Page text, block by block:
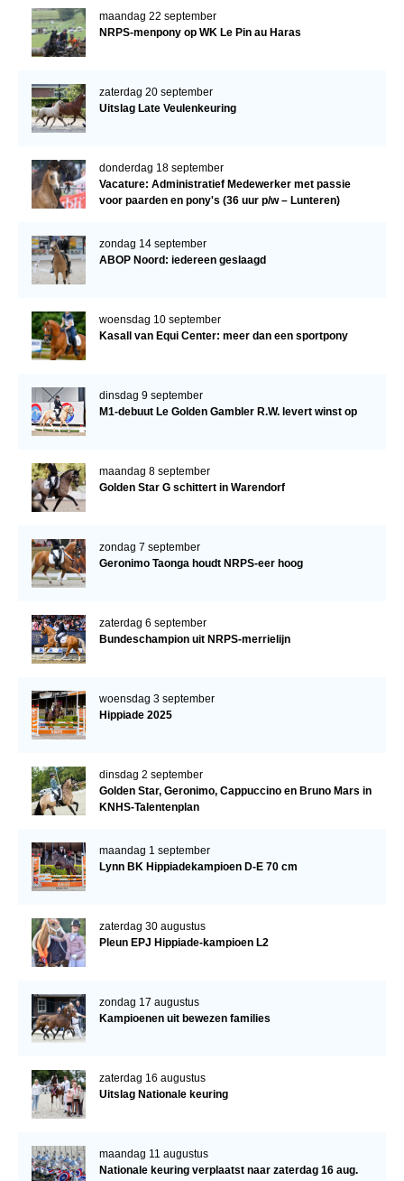
maandag 22 september
NRPS-menpony op WK Le Pin au Haras
zaterdag 20 september
Uitslag Late Veulenkeuring
donderdag 18 september
Vacature: Administratief Medewerker met passie
voor paarden en pony's (36 uur p/w – Lunteren)
zondag 14 september
ABOP Noord: iedereen geslaagd
woensdag 10 september
Kasall van Equi Center: meer dan een sportpony
dinsdag 9 september
M1-debuut Le Golden Gambler R.W. levert winst op
maandag 8 september
Golden Star G schittert in Warendorf
zondag 7 september
Geronimo Taonga houdt NRPS-eer hoog
zaterdag 6 september
Bundeschampion uit NRPS-merrielijn
woensdag 3 september
Hippiade 2025
dinsdag 2 september
Golden Star, Geronimo, Cappuccino en Bruno Mars in
KNHS-Talentenplan
maandag 1 september
Lynn BK Hippiadekampioen D-E 70 cm
zaterdag 30 augustus
Pleun EPJ Hippiade-kampioen L2
zondag 17 augustus
Kampioenen uit bewezen families
zaterdag 16 augustus
Uitslag Nationale keuring
maandag 11 augustus
Nationale keuring verplaatst naar zaterdag 16 aug.